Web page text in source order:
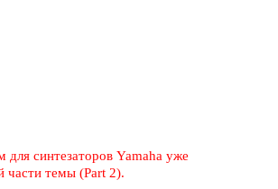
синтезаторов Yamaha уже
части темы (Part 2).